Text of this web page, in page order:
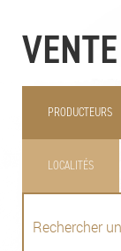
PRODUCTEURS
LOCALITÉS